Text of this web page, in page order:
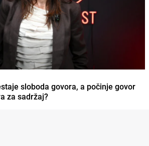
sloboda govora, a počinje govor
za sadržaj?